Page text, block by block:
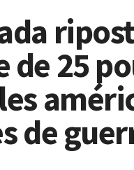
de 25
de